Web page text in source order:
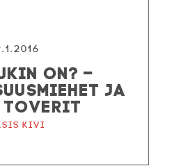
ON? –
JA
Kivi